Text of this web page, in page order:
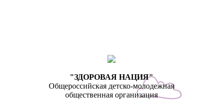
"ЗДОРОВАЯ НАЦИЯ"
Общероссийская детско-молодежная
общественная организация